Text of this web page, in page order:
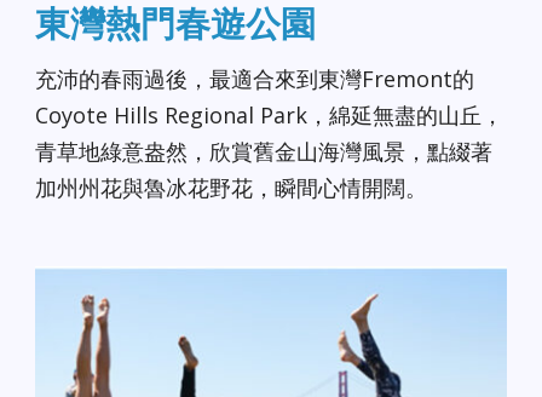
東灣熱門春遊公園
充沛的春雨過後，最適合來到東灣Fremont的
Coyote Hills Regional Park，綿延無盡的山丘，
青草地綠意盎然，欣賞舊金山海灣風景，點綴著
加州州花與魯冰花野花，瞬間心情開闊。